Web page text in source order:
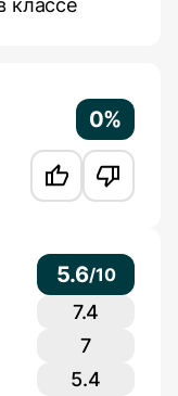
классе
0%
5.6/10
7.4
7
5.4